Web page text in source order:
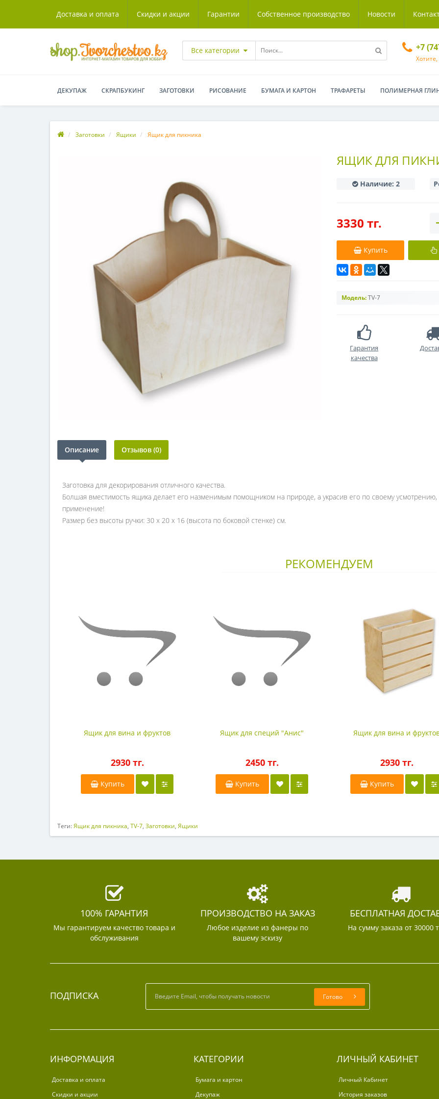
Доставка и оплата Скидки и акции Гарантии Собственное производство Новости
Все категории +7
ДЕКУПАЖ СКРАПБУКИНГ ЗАГОТОВКИ РИСОВАНИЕ БУМАГА И КАРТОН ТРАФАРЕТЫ ПОЛИМЕРНАЯ
Заготовки Ящики Ящик для пикника
ЯЩИК ДЛЯ
Наличие: 2
3330 тг.
Купить
Модель:TV-7
Гарантия
качества
Описание Отзывов (0)
Заготовка для декорирования отличного качества.
Болшая вместимость ящика делает его назменимым помощником на природе, а украсив его по своему
применение!
Размер без высоты ручки: 30 х 20 х 16 (высота по боковой стенке) см.
РЕКОМЕНДУЕМ
Ящик для вина и фруктов
2930 тг.
Купить
Ящик для специй "Анис"
2450 тг.
Купить
Ящик для вина и
2930 тг.
Купить
Теги:Ящик для пикника, TV-7, Заготовки, Ящики
100% ГАРАНТИЯ
Мы гарантируем качество товара и
обслуживания
ПРОИЗВОДСТВО НА ЗАКАЗ
Любое изделие из фанеры по
вашему эскизу
БЕСПЛАТНАЯ
На сумму заказа от 30000
ПОДПИСКА Готово
ИНФОРМАЦИЯ
Доставка и оплата
Скидки и акции
КАТЕГОРИИ
Бумага и картон
Декупаж
ЛИЧНЫЙ КАБИНЕТ
Личный Кабинет
История заказов